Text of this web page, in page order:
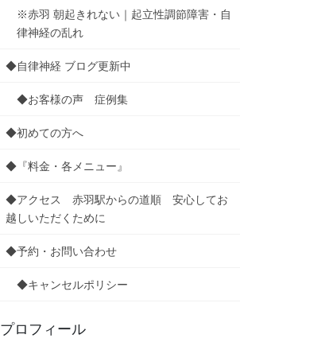
※赤羽 朝起きれない｜起立性調節障害・自
律神経の乱れ
◆自律神経 ブログ更新中
◆お客様の声 症例集
◆初めての方へ
◆『料金・各メニュー』
◆アクセス 赤羽駅からの道順 安心してお
越しいただくために
◆予約・お問い合わせ
◆キャンセルポリシー
プロフィール